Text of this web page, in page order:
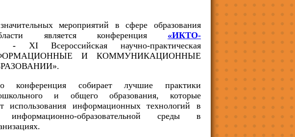
мероприятий в сфере образования
является конференция «ИКТО-
- XI Всероссийская научно-практическая
И КОММУНИКАЦИОННЫЕ
конференция собирает лучшие практики
и общего образования, которые
использования информационных технологий в
образовательной среды в